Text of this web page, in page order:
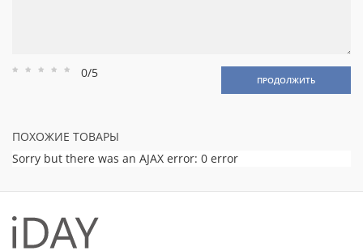
Рейтинг
Рейтинг
Рейтинг
Рейтинг
Рейтинг
0/5 ПРОДОЛЖИТЬ
ПОХОЖИЕ ТОВАРЫ
Sorry but there was an AJAX error: 0 error